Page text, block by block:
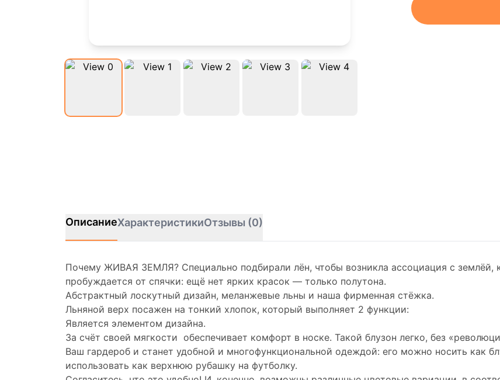
ОписаниеХарактеристикиОтзывы (0)
Почему ЖИВАЯ ЗЕМЛЯ? Специально подбирали лён, чтобы возникла ассоциация с землёй,
пробуждается от спячки: ещё нет ярких красок — только полутона.
Абстрактный лоскутный дизайн, меланжевые льны и наша фирменная стёжка.
Льняной верх посажен на тонкий хлопок, который выполняет 2 функции:
Является элементом дизайна.
За счёт своей мягкости обеспечивает комфорт в носке. Такой блузон легко, без
Ваш гардероб и станет удобной и многофункциональной одеждой: его можно носить как
использовать как верхнюю рубашку на футболку.